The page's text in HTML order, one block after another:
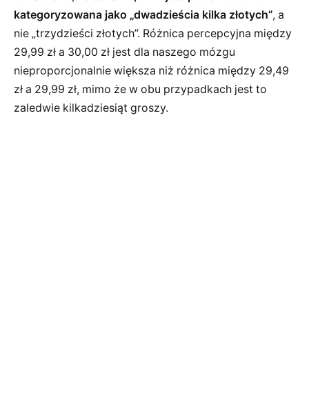
kategoryzowana jako „dwadzieścia kilka złotych”, a
nie „trzydzieści złotych”. Różnica percepcyjna między
29,99 zł a 30,00 zł jest dla naszego mózgu
nieproporcjonalnie większa niż różnica między 29,49
zł a 29,99 zł, mimo że w obu przypadkach jest to
zaledwie kilkadziesiąt groszy.